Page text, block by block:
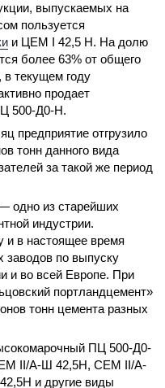
выпускаемых на
пользуется
и ЦЕМ I 42,5 Н. На долю
более 63% от общего
в текущем году
продает
500-Д0-Н.
предприятие отгрузило
тонн данного вида
за такой же период
одно из старейших
индустрии.
и в настоящее время
заводов по выпуску
и во всей Европе. При
портландцемент»
тонн цемента разных
ПЦ 500-Д0-
II/А-Ш 42,5Н, СЕМ II/А-
и другие виды